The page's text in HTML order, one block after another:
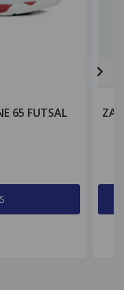
65 FUTSAL